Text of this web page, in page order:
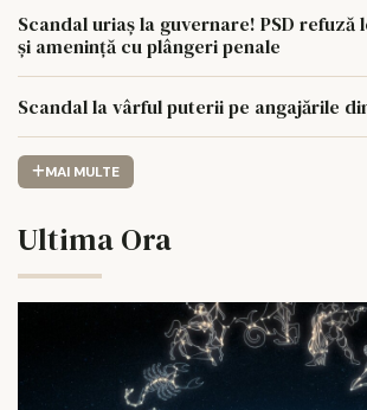
Scandal uriaș la guvernare! PSD refuză
și amenință cu plângeri penale
Scandal la vârful puterii pe angajările
MAI MULTE
Ultima Ora